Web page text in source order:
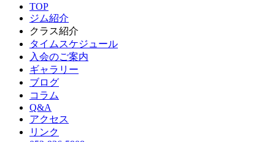
TOP
ジム紹介
クラス紹介
タイムスケジュール
入会のご案内
ギャラリー
ブログ
コラム
Q&A
アクセス
リンク